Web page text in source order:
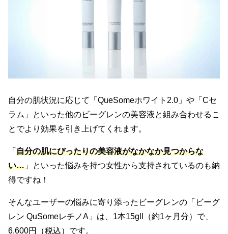
自分の肌状況に応じて「QueSomeホワイト2.0」や「Cセ
ラム」といった他のビーグレンの美容液と組み合わせるこ
とでより効果を引き上げてくれます。
「 自分の肌にぴったりの美容液がなかなか見つからな
い… 」といった悩みを持つ女性から支持されているのも納
得ですね！
そんなユーザーの悩みに寄り添ったビーグレンの「ビーグ
レン QuSomeレチノA」は、1本15gll（約1ヶ月分）で、
6,600円（税込）です。